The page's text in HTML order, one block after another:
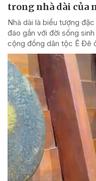
trong nhà dài của
Nhà dài là biểu tượng
đáo gắn với đời sống
cộng đồng dân tộc Ê Đê